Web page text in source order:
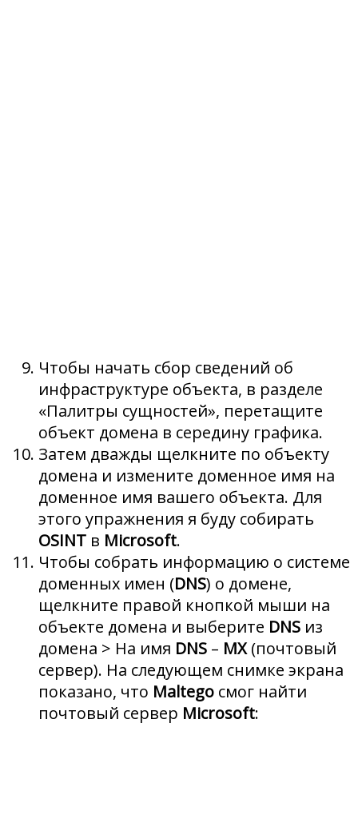
Чтобы начать сбор сведений об
инфраструктуре объекта, в разделе
«Палитры сущностей», перетащите
объект домена в середину графика.
Затем дважды щелкните по объекту
домена и измените доменное имя на
доменное имя вашего объекта. Для
этого упражнения я буду собирать
OSINT в Microsoft.
Чтобы собрать информацию о системе
доменных имен (DNS) о домене,
щелкните правой кнопкой мыши на
объекте домена и выберите DNS из
домена > На имя DNS – MX(почтовый
сервер). На следующем снимке экрана
показано, что Maltego смог найти
почтовый сервер Microsoft: